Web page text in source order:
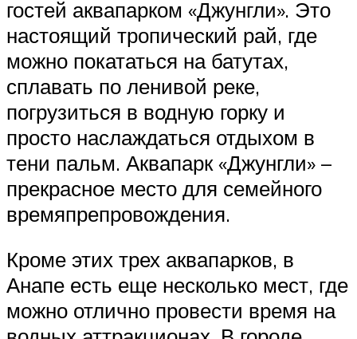
гостей аквапарком «Джунгли». Это
настоящий тропический рай, где
можно покататься на батутах,
сплавать по ленивой реке,
погрузиться в водную горку и
просто наслаждаться отдыхом в
тени пальм. Аквапарк «Джунгли» –
прекрасное место для семейного
времяпрепровождения.
Кроме этих трех аквапарков, в
Анапе есть еще несколько мест, где
можно отлично провести время на